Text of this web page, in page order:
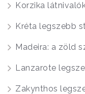
Korzika
Kréta legszebb
Madeira: a zöld
Lanzarote
Zakynthos